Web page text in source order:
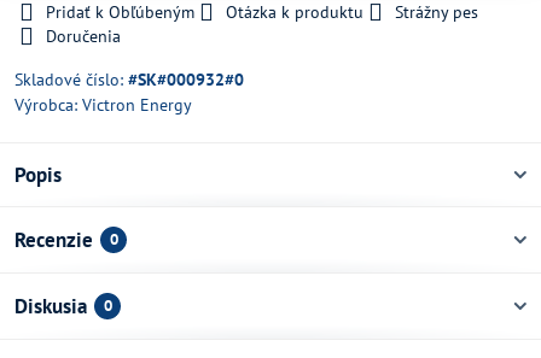
Pridať k Obľúbeným Otázka k produktu
Strážny pes
Doručenia
Skladové číslo: #SK#000932#0
Výrobca: Victron Energy
Popis
Recenzie 0
Diskusia 0